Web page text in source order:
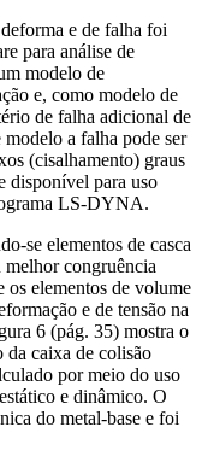
e de falha foi
para análise de
modelo de
e, como modelo de
de falha adicional de
a falha pode ser
(cisalhamento) graus
disponível para uso
LS-DYNA.
se elementos de casca
melhor congruência
os elementos de volume
e de tensão na
6 (pág. 35) mostra o
da caixa de colisão
por meio do uso
e dinâmico. O
do metal-base e foi